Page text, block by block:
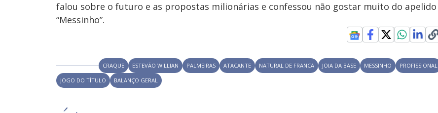
falou sobre o futuro e as propostas milionárias e confessou não gostar muito do apelido
“Messinho”.
CRAQUE ESTEVÃO WILLIAN PALMEIRAS ATACANTE NATURAL DE FRANCA JOIA DA BASE MESSINHO
PROFISSIONAL
JOGO DO TÍTULO
BALANÇO GERAL